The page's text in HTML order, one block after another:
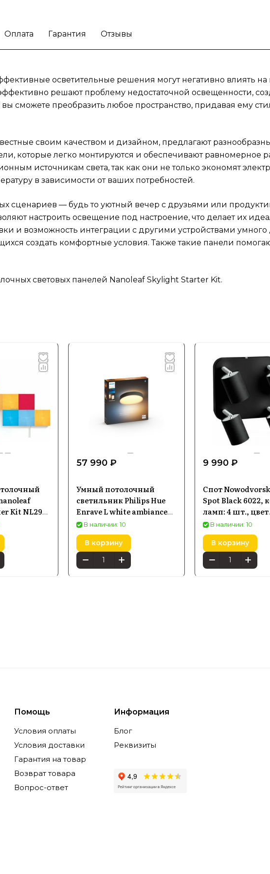
настроить освещение под настроение, что
устройствами умного дома обеспечивают их
популярность среди пользователей,
стремящихся создать комфортные условия.
Оптимизируйте освещение с помощью
потолочных световых панелей Nanoleaf Skylight
Оплата Гарантия Отзывы
осветительные решения могут негативно влиять
решают проблему недостаточной освещенности,
сможете преобразить любое пространство, придавая ему
своим качеством и дизайном, предлагают
которые легко монтируются и обеспечивают равномерное
источникам света, так как они не только экономят
в зависимости от ваших потребностей.
сценариев — будь то уютный вечер с друзьями или
настроить освещение под настроение, что делает их
и возможность интеграции с другими устройствами
создать комфортные условия. Также такие панели
световых панелей Nanoleaf Skylight Starter Kit.
Kit NL29-
панелей)
57 990 ₽
Умный потолочный
светильник Philips Hue
Enrave L white ambiance
черный (915005996901)
В наличии: 10
В корзину
9 990 ₽
Спот
Spot Black 6022,
ламп: 4 шт., цвет
плафона:
В наличии: 10
В корзину
Помощь
Условия оплаты
Условия доставки
Гарантия на товар
Возврат товара
Вопрос-ответ
Информация
Блог
Реквизиты